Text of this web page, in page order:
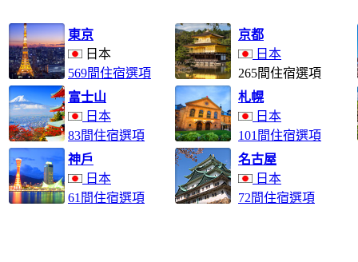
東京
日本
569間住宿選項
京都
日本
265間住宿選項
富士山
日本
83間住宿選項
札幌
日本
101間住宿選項
神戶
日本
61間住宿選項
名古屋
日本
72間住宿選項